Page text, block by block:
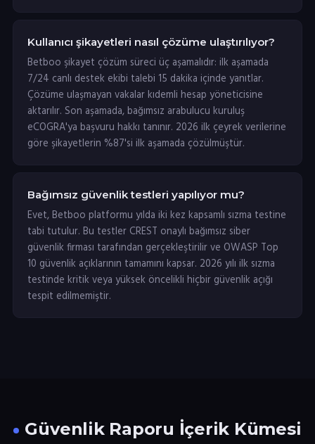
Kullanıcı şikayetleri nasıl çözüme ulaştırılıyor?
Betboo şikayet çözüm süreci üç aşamalıdır: ilk aşamada
7/24 canlı destek ekibi talebi 15 dakika içinde yanıtlar.
Çözüme ulaşmayan vakalar kıdemli hesap yöneticisine
aktarılır. Son aşamada, bağımsız arabulucu kuruluş
eCOGRA'ya başvuru hakkı tanınır. 2026 ilk çeyrek verilerine
göre şikayetlerin %87'si ilk aşamada çözülmüştür.
Bağımsız güvenlik testleri yapılıyor mu?
Evet, Betboo platformu yılda iki kez kapsamlı sızma testine
tabi tutulur. Bu testler CREST onaylı bağımsız siber
güvenlik firması tarafından gerçekleştirilir ve OWASP Top
10 güvenlik açıklarının tamamını kapsar. 2026 yılı ilk sızma
testinde kritik veya yüksek öncelikli hiçbir güvenlik açığı
tespit edilmemiştir.
Güvenlik Raporu İçerik Kümesi